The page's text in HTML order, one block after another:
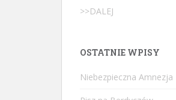
>>DALEJ
OSTATNIE WPISY
Niebezpieczna Amnezja